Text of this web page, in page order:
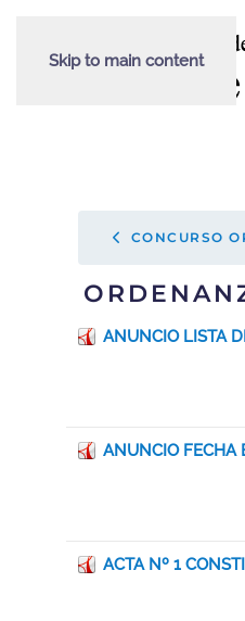
Skip to main content
CONCURSO
ANUNCIO LISTA
ANUNCIO FECHA
ACTA Nº 1